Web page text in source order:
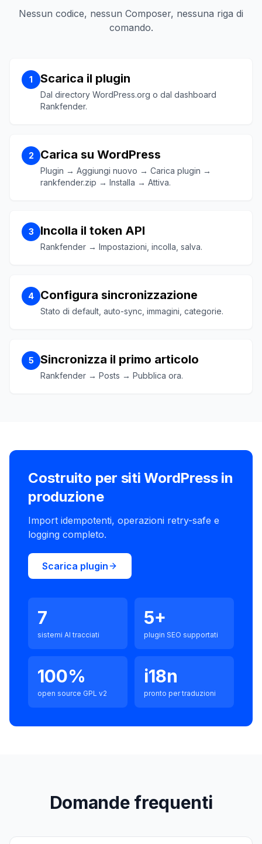
Nessun codice, nessun Composer, nessuna riga di
comando.
1 Scarica il plugin
Dal directory WordPress.org o dal dashboard
Rankfender.
2 Carica su WordPress
Plugin → Aggiungi nuovo → Carica plugin →
rankfender.zip → Installa → Attiva.
3 Incolla il token API
Rankfender → Impostazioni, incolla, salva.
4 Configura sincronizzazione
Stato di default, auto-sync, immagini, categorie.
5 Sincronizza il primo articolo
Rankfender → Posts → Pubblica ora.
Costruito per siti WordPress in
produzione
Import idempotenti, operazioni retry-safe e
logging completo.
Scarica plugin
7
sistemi AI tracciati
5+
plugin SEO supportati
100%
open source GPL v2
i18n
pronto per traduzioni
Domande frequenti